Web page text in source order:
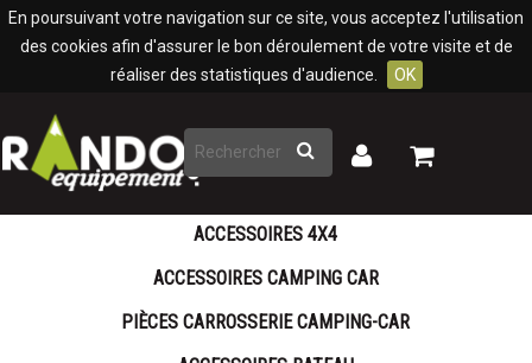
En poursuivant votre navigation sur ce site, vous acceptez l'utilisation
des cookies afin d'assurer le bon déroulement de votre visite et de
réaliser des statistiques d'audience.
OK
Rechercher
Mon
Mon
ACCESSOIRES 4X4
ACCESSOIRES CAMPING CAR
PIÈCES CARROSSERIE CAMPING-CAR
Panneau de gestion des cookies